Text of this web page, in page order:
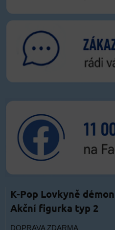
K-Pop Lovkyně
Akční figurka typ 2
DOPRAVA ZDARMA